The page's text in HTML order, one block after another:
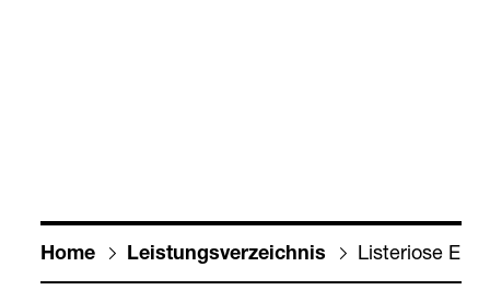
Home Leis­tungs­ver­zeich­nis Lis­te­riose